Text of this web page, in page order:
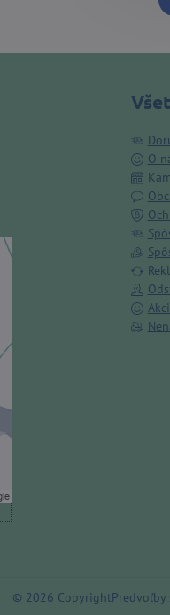
O
© 2026 CopyrightPredvoľby